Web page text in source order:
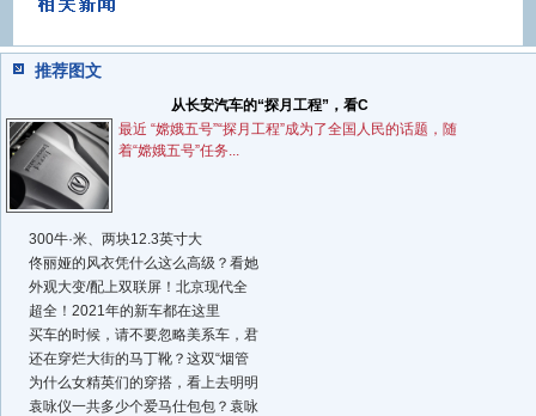
推荐图文
从长安汽车的“探月工程”，看C
最近 “嫦娥五号”“探月工程”成为了全国人民的话题，随
着“嫦娥五号”任务...
300牛·米、两块12.3英寸大
佟丽娅的风衣凭什么这么高级？看她
外观大变/配上双联屏！北京现代全
超全！2021年的新车都在这里
买车的时候，请不要忽略美系车，君
还在穿烂大街的马丁靴？这双“烟管
为什么女精英们的穿搭，看上去明明
袁咏仪一共多少个爱马仕包包？袁咏